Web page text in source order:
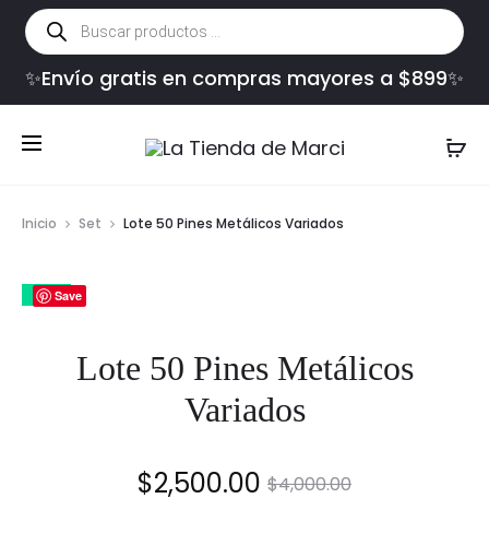
Búsqueda
de
productos
✨Envío gratis en compras mayores a $899✨
Inicio Set Lote 50 Pines Metálicos Variados
38%Save
Lote 50 Pines Metálicos
Variados
$4,000.00
El
$2,500.00